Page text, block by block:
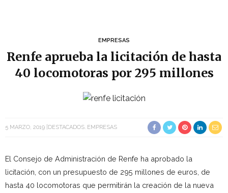
EMPRESAS
Renfe aprueba la licitación de hasta
40 locomotoras por 295 millones
5 MARZO, 2019 DESTACADOS EMPRESAS
El Consejo de Administración de Renfe ha aprobado la
licitación, con un presupuesto de 295 millones de euros, de
hasta 40 locomotoras que permitirán la creación de la nueva